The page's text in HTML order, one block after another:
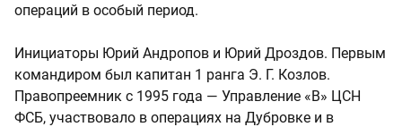
операций в особый период.
Инициаторы Юрий Андропов и Юрий Дроздов. Первым
командиром был капитан 1 ранга Э. Г. Козлов.
Правопреемник с 1995 года — Управление «В» ЦСН
ФСБ, участвовало в операциях на Дубровке и в